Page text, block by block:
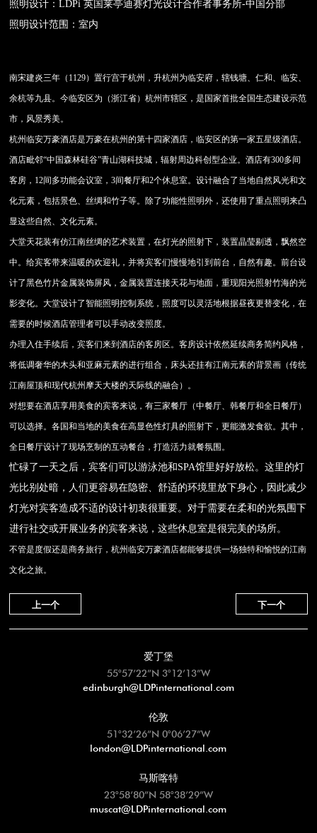
照明设计：LDPi 英国莱亭迪赛灯光设计合作者事务所-中国分部
照明设计范围：室内
南宋建炎三年（1129）置行宫于杭州，升杭州为临安府，辖钱塘、仁和、临安、
余杭等九县。今临安区为（浙江省）杭州市辖区，是国家首批全国生态建设示范
市，风景秀美。
杭州临安万豪酒店是万豪在杭州的第十四家酒店，临安区的第一家五星级酒店。
酒店毗邻“中国森林硅谷”青山湖科技城，辐射周边科创型企业。酒店有300多间
客房，12间多功能会议室，3间餐厅和2个休息室。设计融合了当地自然风光和文
化元素，包括景色、丝绸和竹子等。除了功能性照明外，还使用了重点照明来凸
显这些自然、文化元素。
大堂天花装有仿江南丝绸的艺术装置，在灯光的照射下，装置晶莹剔透，飘然空
中。给宾客带来温暖的欢迎礼，并将宾客们慢慢地引到前台，自然有趣。前台设
计了黑色竹片金属装饰屏风，金属装置连接天花与地面，重现阳光照射竹海的光
影变化。大堂设计了智能照明控制系统，照度可以灵活地根据昼夜更替变化，在
需要的时候酒店管理者可以手动改变照度。
办理入住手续后，宾客们来到酒店的客房区。客房设计依然延续商务简约风格，
将低调奢华的木头和亚麻元素的进行组合，床头还挂有江南元素的背景画（传统
江南屋顶和现代杭州摩天大楼的天际线的融合）。
对想要在酒店享用美食的宾客来说，有三家餐厅（中餐厅、韩餐厅和全日餐厅）
可以选择。各国和当地的美食在高显色性灯具的照射下，更能激发食欲。其中，
全日餐厅设计了现场烹制的互动餐台，打造活力就餐氛围。
忙碌了一天之后，宾客们可以游泳池和SPA馆里好好放松。这里的灯
光比别处暗，人们更容易在隐密、舒适的环境里放下身心，因此减少
灯光对宾客造成不适的设计初衷很重要。对于需要在柔和的光氛围下
进行社交或开展业务的宾客来说，这些休息室是很完美的场所。
不管是度假还是商务旅行，杭州临安万豪酒店都能够提供一场独特和愉悦的江南
文化之旅。
上一个 下一个
爱丁堡
55°57’22”N 3°12’13”W
edinburgh@LDPinternational.com
伦敦
51°32’26”N 0°06’27”W
london@LDPinternational.com
马斯喀特
23°58’80”N 58°38’29”W
muscat@LDPinternational.com